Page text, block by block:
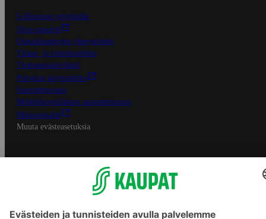
S-Business yrityksille
Oiva-raportit
Osuuskauppojen yhteystiedot
Tilaus- ja toimitusehdot
Tietosuojakäytäntö
Palvelun käyttöehdot
Saavutettavuus
Mobiilisovelluksen saavutettavuus
Mainostajalle
Muuta evästeasetuksia
S-ryhmän palvelut